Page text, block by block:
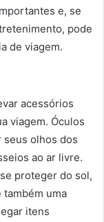
e, se
pode
de viagem.
acessórios
viagem. Óculos
seus olhos dos
ao ar livre.
proteger do sol,
também uma
itens